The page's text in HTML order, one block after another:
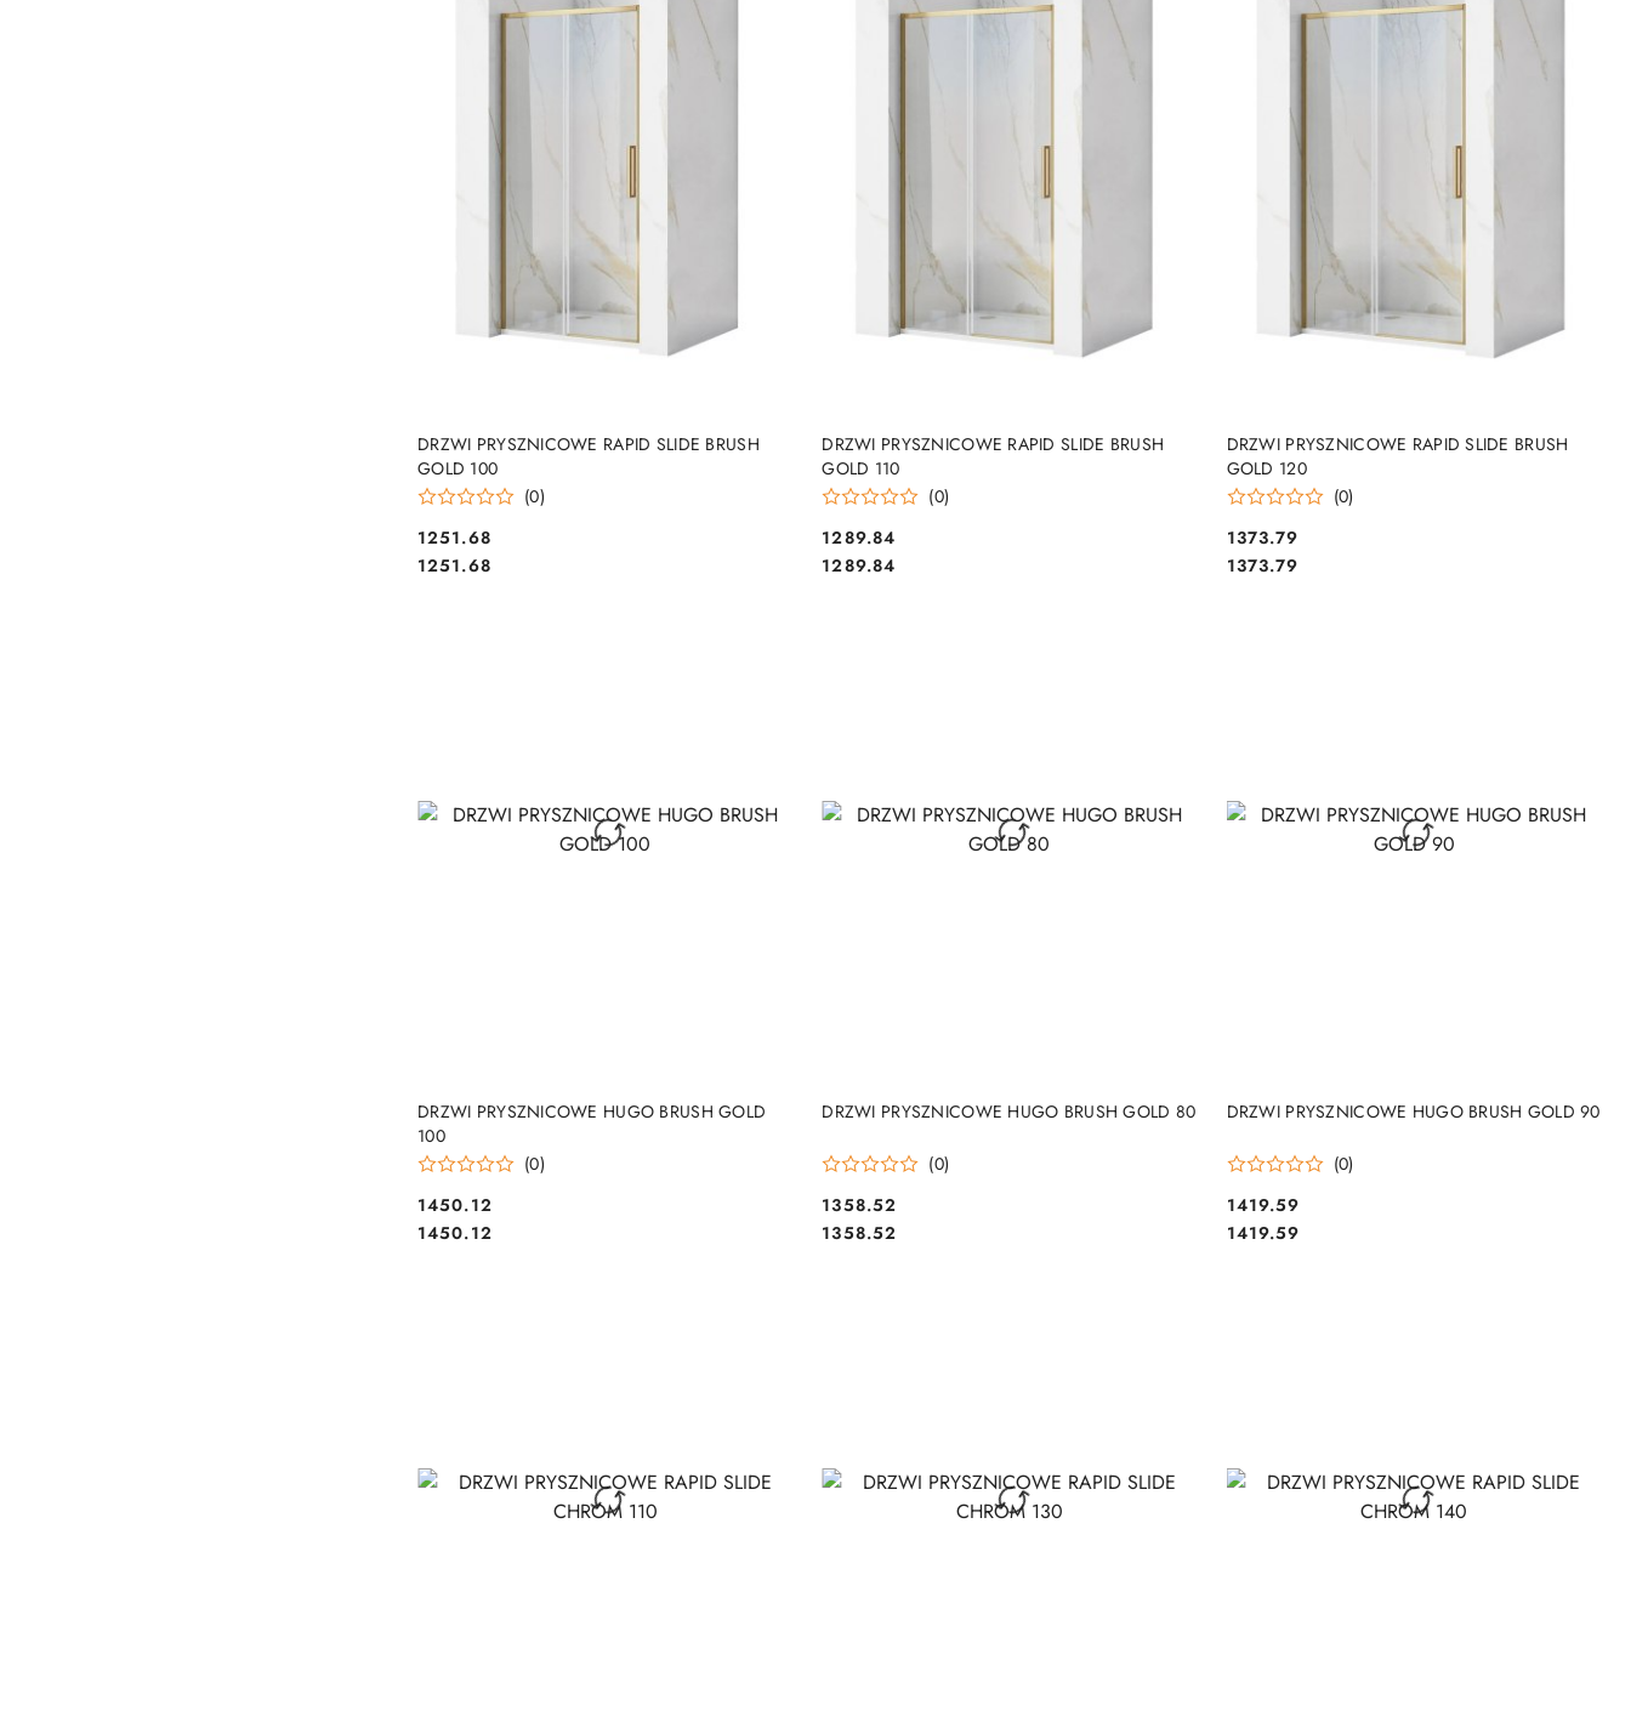
DRZWI PRYSZNICOWE RAPID SLIDE BRUSH
GOLD 100
(0)
Cena:
1251.68
Cena:
1251.68
DO KOSZYKA
DRZWI PRYSZNICOWE RAPID SLIDE BRUSH
GOLD 110
(0)
Cena:
1289.84
Cena:
1289.84
DO KOSZYKA
DRZWI PRYSZNICOWE RAPID SLIDE BRUSH
GOLD 120
(0)
Cena:
1373.79
Cena:
1373.79
DO KOSZYKA
DRZWI PRYSZNICOWE HUGO BRUSH GOLD
100
(0)
Cena:
1450.12
Cena:
1450.12
DO KOSZYKA DRZWI PRYSZNICOWE HUGO BRUSH GOLD 80
(0)
Cena:
1358.52
Cena:
1358.52
DO KOSZYKA DRZWI PRYSZNICOWE HUGO BRUSH GOLD 90
(0)
Cena:
1419.59
Cena:
1419.59
DO KOSZYKA